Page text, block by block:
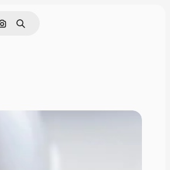
Pesquisar por imagem
Buscar